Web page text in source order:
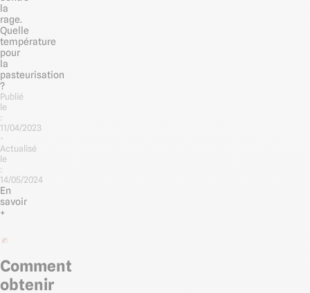
la
rage.
Quelle
température
pour
la
pasteurisation
?
Publié
le
:
11/04/2023
-
Actualisé
le
:
14/05/2024
En
savoir
+
Comment
obtenir